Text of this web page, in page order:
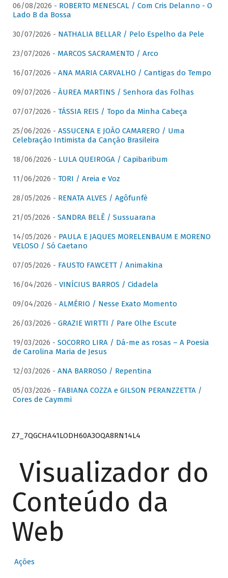
06/08/2026 - ROBERTO MENESCAL / Com Cris Delanno - O
Lado B da Bossa
30/07/2026 - NATHALIA BELLAR / Pelo Espelho da Pele
23/07/2026 - MARCOS SACRAMENTO / Arco
16/07/2026 - ANA MARIA CARVALHO / Cantigas do Tempo
09/07/2026 - ÁUREA MARTINS / Senhora das Folhas
07/07/2026 - TÁSSIA REIS / Topo da Minha Cabeça
25/06/2026 - ASSUCENA E JOÃO CAMARERO / Uma
Celebração Intimista da Canção Brasileira
18/06/2026 - LULA QUEIROGA / Capibaribum
11/06/2026 - TORI / Areia e Voz
28/05/2026 - RENATA ALVES / Agôfunfè
21/05/2026 - SANDRA BELÊ / Sussuarana
14/05/2026 - PAULA E JAQUES MORELENBAUM E MORENO
VELOSO / Só Caetano
07/05/2026 - FAUSTO FAWCETT / Animakina
16/04/2026 - VINÍCIUS BARROS / Cidadela
09/04/2026 - ALMÉRIO / Nesse Exato Momento
26/03/2026 - GRAZIE WIRTTI / Pare Olhe Escute
19/03/2026 - SOCORRO LIRA / Dá-me as rosas – A Poesia
de Carolina Maria de Jesus
12/03/2026 - ANA BARROSO / Repentina
05/03/2026 - FABIANA COZZA e GILSON PERANZZETTA /
Cores de Caymmi
Z7_7QGCHA41LODH60A3OQA8RN14L4
Visualizador do
Conteúdo da
Web
Ações